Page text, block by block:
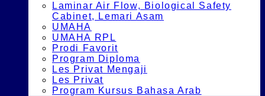
Laminar Air Flow, Biological Safety
Cabinet, Lemari Asam
UMAHA
UMAHA RPL
Prodi Favorit
Program Diploma
Les Privat Mengaji
Les Privat
Program Kursus Bahasa Arab